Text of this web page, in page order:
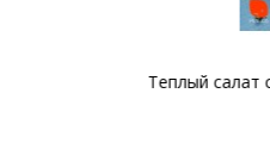
Теплый салат с